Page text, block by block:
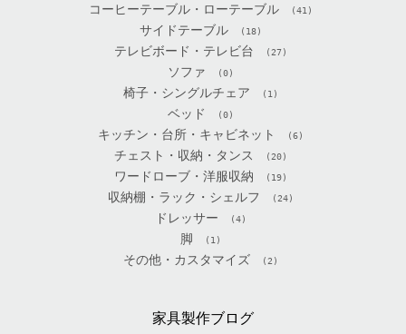
コーヒーテーブル・ローテーブル (41)
サイドテーブル (18)
テレビボード・テレビ台 (27)
ソファ (0)
椅子・シングルチェア (1)
ベッド (0)
キッチン・台所・キャビネット (6)
チェスト・収納・タンス (20)
ワードローブ・洋服収納 (19)
収納棚・ラック・シェルフ (24)
ドレッサー (4)
脚 (1)
その他・カスタマイズ (2)
家具製作ブログ